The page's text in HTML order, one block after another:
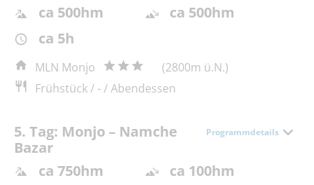
ca 500hm
ca 500hm
ca 5h
MLN Monjo
(2800m ü.N.)
Frühstück / - / Abendessen
5. Tag: Monjo – Namche
Bazar
Programmdetails
ca 750hm
ca 100hm